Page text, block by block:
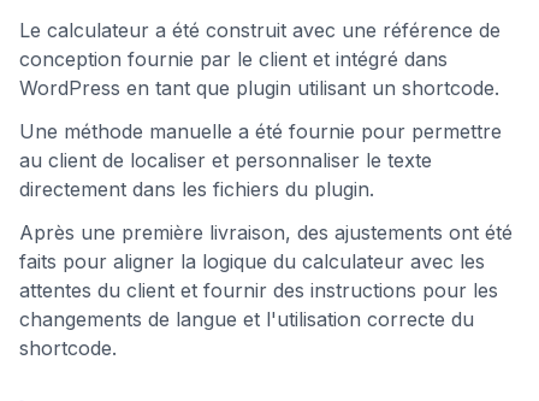
Le calculateur a été construit avec une référence de
conception fournie par le client et intégré dans
WordPress en tant que plugin utilisant un shortcode.
Une méthode manuelle a été fournie pour permettre
au client de localiser et personnaliser le texte
directement dans les fichiers du plugin.
Après une première livraison, des ajustements ont été
faits pour aligner la logique du calculateur avec les
attentes du client et fournir des instructions pour les
changements de langue et l'utilisation correcte du
shortcode.